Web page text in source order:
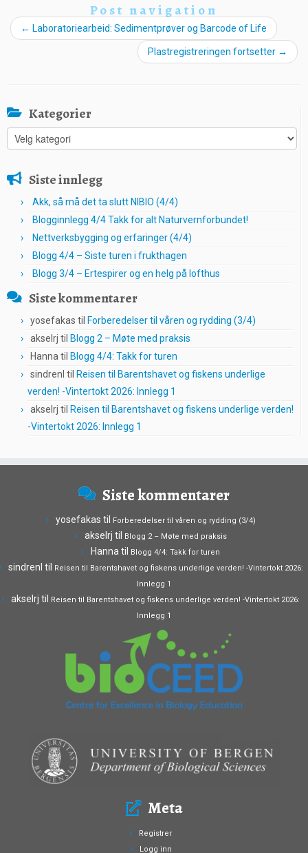
Post navigation
← Laboratoriearbeid: Sedimentprøver og Barcode of Life
Plastregistreringen fortsetter →
Kategorier
Kategorier
Siste innlegg
Akk, så må det ta slutt NIBIO (4/4)
Blogginnlegg 4/4 Takk for alt Naturvernforbundet!
Nettverksbygging og erfaringer (4/4)
Blogg 4/4 – Siste turen i frukthagen
Blogg 3/4 – Ertespirer og en helg på lofthus
Siste kommentarer
yosefakas til Forberedelser til våren og rydding (3/4)
akselrj til Blogg 2 – Møte med praksis
Hanna til Blogg 4/4: Takk for turen
sindrenl til Reisen til Barentshavet og fiskens underlige
verden! -Vintertokt 2026: Innlegg 1
akselrj til Reisen til Barentshavet og fiskens underlige verden!
-Vintertokt 2026: Innlegg 1
Siste kommentarer
yosefakas til Forberedelser til våren og rydding (3/4)
akselrj til Blogg 2 – Møte med praksis
Hanna til Blogg 4/4: Takk for turen
sindrenl til Reisen til Barentshavet og fiskens underlige verden! -Vintertokt 2026:
Innlegg 1
akselrj til Reisen til Barentshavet og fiskens underlige verden! -Vintertokt 2026:
Innlegg 1
Meta
Registrer
Logg inn